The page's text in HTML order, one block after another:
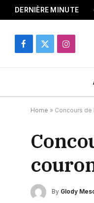
DERNIÈRE MINUTE
Facebook
X
Instagram
Home » Concours de
By Glody